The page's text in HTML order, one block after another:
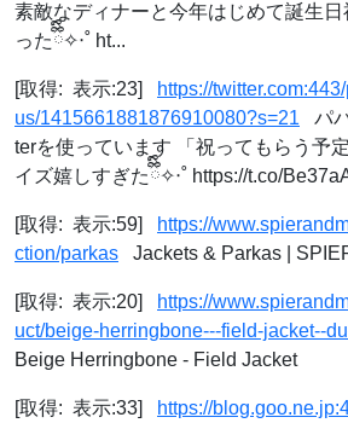
素敵なディナーと今年はじめて誕生
ったྀིྀི✧‧˚ ht...
[取得: 表示:23]
https://
us/1415661881876910080?s=21 パ
terを使っています 「祝ってもらう予
イズ嬉しすぎたྀིྀི✧‧˚ https://t.co/
[取得: 表示:59]
https://
ction/parkas Jackets & Parkas |
[取得: 表示:20]
https://
uct/beige-herringbone---field-jacket--
Beige Herringbone - Field Jacket
[取得: 表示:33]
https://